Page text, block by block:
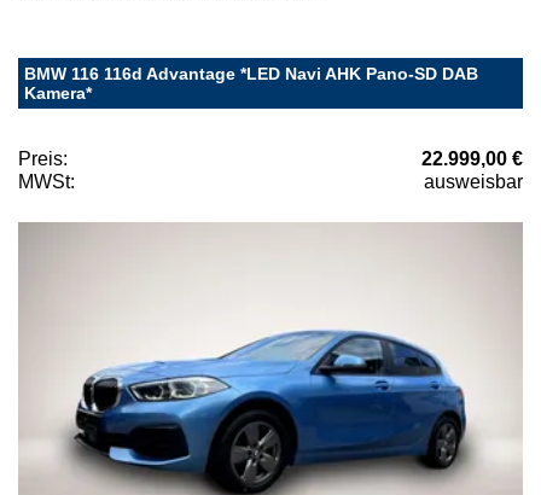
BMW 116 116d Advantage *LED Navi AHK Pano-SD DAB
Kamera*
Preis:
22.999,00 €
MWSt:
ausweisbar